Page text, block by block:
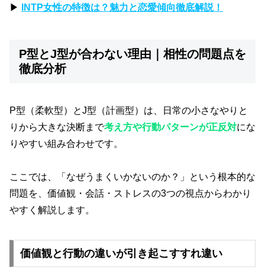
▶ INTP女性の特徴は？魅力と恋愛傾向徹底解説！
P型とJ型が合わない理由｜相性の問題点を
徹底分析
P型（柔軟型）とJ型（計画型）は、日常の小さなやりと
りから大きな決断まで考え方や行動パターンが正反対にな
りやすい組み合わせです。
ここでは、「なぜうまくいかないのか？」という根本的な
問題を、価値観・会話・ストレスの3つの視点からわかり
やすく解説します。
価値観と行動の違いが引き起こすすれ違い